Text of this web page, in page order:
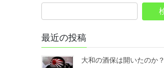
最近の投稿
大和の酒保は開いたのか？